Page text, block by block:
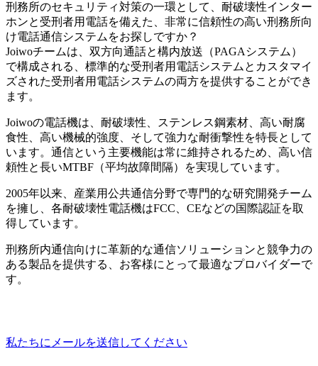
刑務所のセキュリティ対策の一環として、耐破壊性インター
ホンと受刑者用電話を備えた、非常に信頼性の高い刑務所向
け電話通信システムをお探しですか？
Joiwoチームは、双方向通話と構内放送（PAGAシステム）
で構成される、標準的な受刑者用電話システムとカスタマイ
ズされた受刑者用電話システムの両方を提供することができ
ます。
Joiwoの電話機は、耐破壊性、ステンレス鋼素材、高い耐腐
食性、高い機械的強度、そして強力な耐衝撃性を特長として
います。通信という主要機能は常に維持されるため、高い信
頼性と長いMTBF（平均故障間隔）を実現しています。
2005年以来、産業用公共通信分野で専門的な研究開発チーム
を擁し、各耐破壊性電話機はFCC、CEなどの国際認証を取
得しています。
刑務所内通信向けに革新的な通信ソリューションと競争力の
ある製品を提供する、お客様にとって最適なプロバイダーで
す。
私たちにメールを送信してください